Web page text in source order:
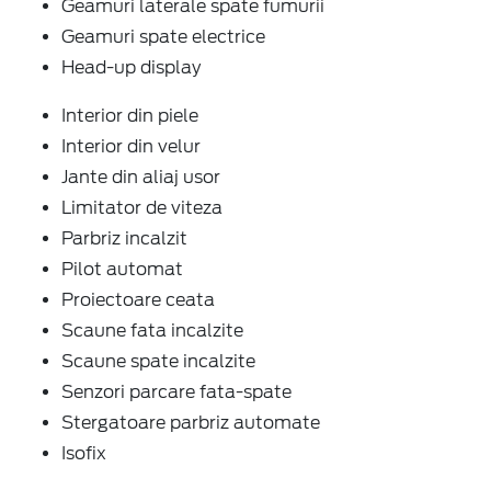
Geamuri laterale spate fumurii
Geamuri spate electrice
Head-up display
Interior din piele
Interior din velur
Jante din aliaj usor
Limitator de viteza
Parbriz incalzit
Pilot automat
Proiectoare ceata
Scaune fata incalzite
Scaune spate incalzite
Senzori parcare fata-spate
Stergatoare parbriz automate
Isofix